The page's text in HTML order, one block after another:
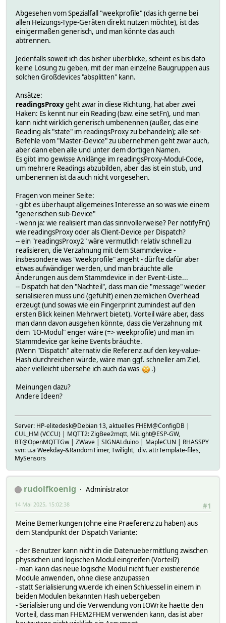
Abgesehen vom Spezialfall "weekprofile" (das ich gerne bei
allen Heizungs-Type-Geräten direkt nutzen möchte), ist das
einigermaßen generisch, und man könnte das auch
abtrennen.
Jedenfalls soweit ich das bisher überblicke, scheint es bis dato
keine Lösung zu geben, mit der man einzelne Baugruppen aus
solchen Großdevices "absplitten" kann.
Ansätze:
readingsProxygeht zwar in diese Richtung, hat aber zwei
Haken: Es kennt nur ein Reading (bzw. eine setFn), und man
kann nicht wirklich generisch umbenennen (außer, das eine
Reading als "state" im readingsProxy zu behandeln); alle set-
Befehle vom "Master-Device" zu übernehmen geht zwar auch,
aber dann eben alle und unter dem dortigen Namen.
Es gibt imo gewisse Anklänge im readingsProxy-Modul-Code,
um mehrere Readings abzubilden, aber das ist ein stub, und
umbenennen ist da auch nicht vorgesehen.
Fragen von meiner Seite:
- gibt es überhaupt allgemeines Interesse an so was wie einem
"generischen sub-Device"
- wenn ja: wie realisiert man das sinnvollerweise? Per notifyFn()
wie readingsProxy oder als Client-Device per Dispatch?
-- ein "readingsProxy2" wäre vermutlich relativ schnell zu
realisieren, die Verzahnung mit dem Stammdevice -
insbesondere was "weekprofile" angeht - dürfte dafür aber
etwas aufwändiger werden, und man bräuchte alle
Änderungen aus dem Stammdevice in der Event-Liste...
-- Dispatch hat den "Nachteil", dass man die "message" wieder
serialisieren muss und (gefühlt) einen ziemlichen Overhead
erzeugt (und sowas wie ein Fingerprint zumindest auf den
ersten Blick keinen Mehrwert bietet). Vorteil wäre aber, dass
man dann davon ausgehen könnte, dass die Verzahnung mit
dem "IO-Modul" enger wäre (=> weekprofile) und man im
Stammdevice gar keine Events bräuchte.
(Wenn "Dispatch" alternativ die Referenz auf den key-value-
Hash durchreichen würde, wäre man ggf. schneller am Ziel,
aber vielleicht übersehe ich auch da was
.)
Meinungen dazu?
Andere Ideen?
Server: HP-elitedesk@Debian 13, aktuelles FHEM@ConfigDB |
CUL_HM (VCCU) | MQTT2: ZigBee2mqtt, MiLight@ESP-GW,
BT@OpenMQTTGw | ZWave | SIGNALduino | MapleCUN | RHASSPY
svn: u.a Weekday-&RandomTimer, Twilight, div. attrTemplate-files,
MySensors
rudolfkoenig
Administrator
#1
14 Mai 2025, 15:02:38
Meine Bemerkungen (ohne eine Praeferenz zu haben) aus
dem Standpunkt der Dispatch Variante:
- der Benutzer kann nicht in die Datenuebermittlung zwischen
physischen und logischen Modul eingreifen (Vorteil?)
- man kann das neue logische Modul nicht fuer existierende
Module anwenden, ohne diese anzupassen
- statt Serialisierung wuerde ich einen Schluessel in einem in
beiden Modulen bekannten Hash uebergeben
- Serialisierung und die Verwendung von IOWrite haette den
Vorteil, dass man FHEM2FHEM verwenden kann, das ist aber